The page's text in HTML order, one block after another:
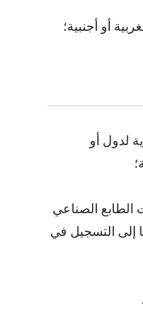
لدول أو
الطابع الصناعي
إلى التسجيل في